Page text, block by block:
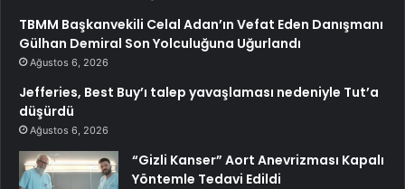
TBMM Başkanvekili Celal Adan’ın Vefat Eden Danışmanı
Gülhan Demiral Son Yolculuğuna Uğurlandı
Ağustos 6, 2026
Jefferies, Best Buy’ı talep yavaşlaması nedeniyle Tut’a
düşürdü
Ağustos 6, 2026
“Gizli Kanser” Aort Anevrizması Kapalı
Yöntemle Tedavi Edildi